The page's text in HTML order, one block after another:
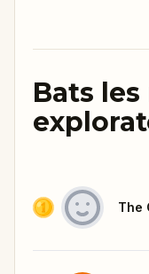
Bats
The